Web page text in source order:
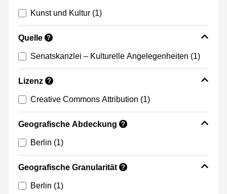
Kunst und Kultur (1)
Quelle ?
Senatskanzlei – Kulturelle Angelegenheiten (1)
Lizenz ?
Creative Commons Attribution (1)
Geografische Abdeckung ?
Berlin (1)
Geografische Granularität ?
Berlin (1)